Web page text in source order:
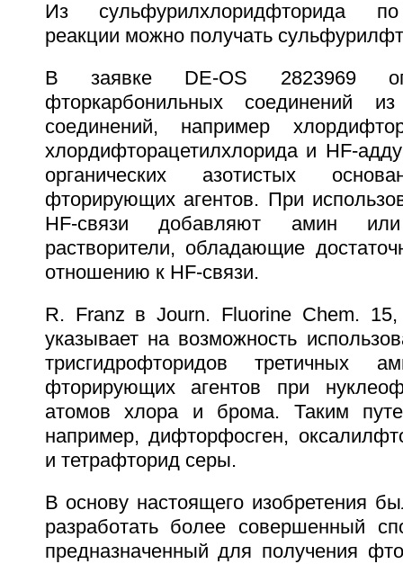
Из сульфурилхлоридфторида по
реакции можно получать
В заявке DE-OS 2823969
фторкарбонильных соединений из
соединений, например
хлордифторацетилхлорида и НF-
органических азотистых
фторирующих агентов. При
HF-связи добавляют амин
растворители, обладающие
отношению к HF-связи.
R. Franz в Journ. Fluorine Chem.
указывает на возможность
трисгидрофторидов третичных
фторирующих агентов при
атомов хлора и брома. Таким
например, дифторфосген,
и тетрафторид серы.
В основу настоящего изобретения
разработать более совершенный
предназначенный для получения